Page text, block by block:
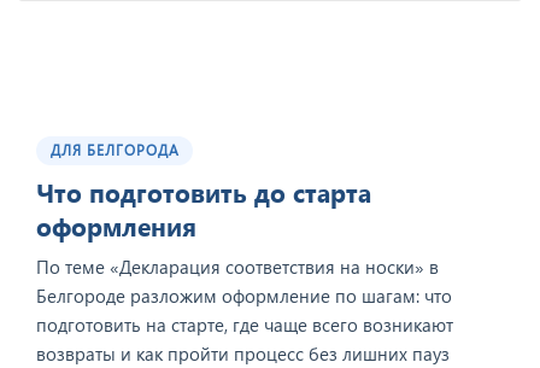
ДЛЯ БЕЛГОРОДА
Что подготовить до старта
оформления
По теме «Декларация соответствия на носки» в
Белгороде разложим оформление по шагам: что
подготовить на старте, где чаще всего возникают
возвраты и как пройти процесс без лишних пауз